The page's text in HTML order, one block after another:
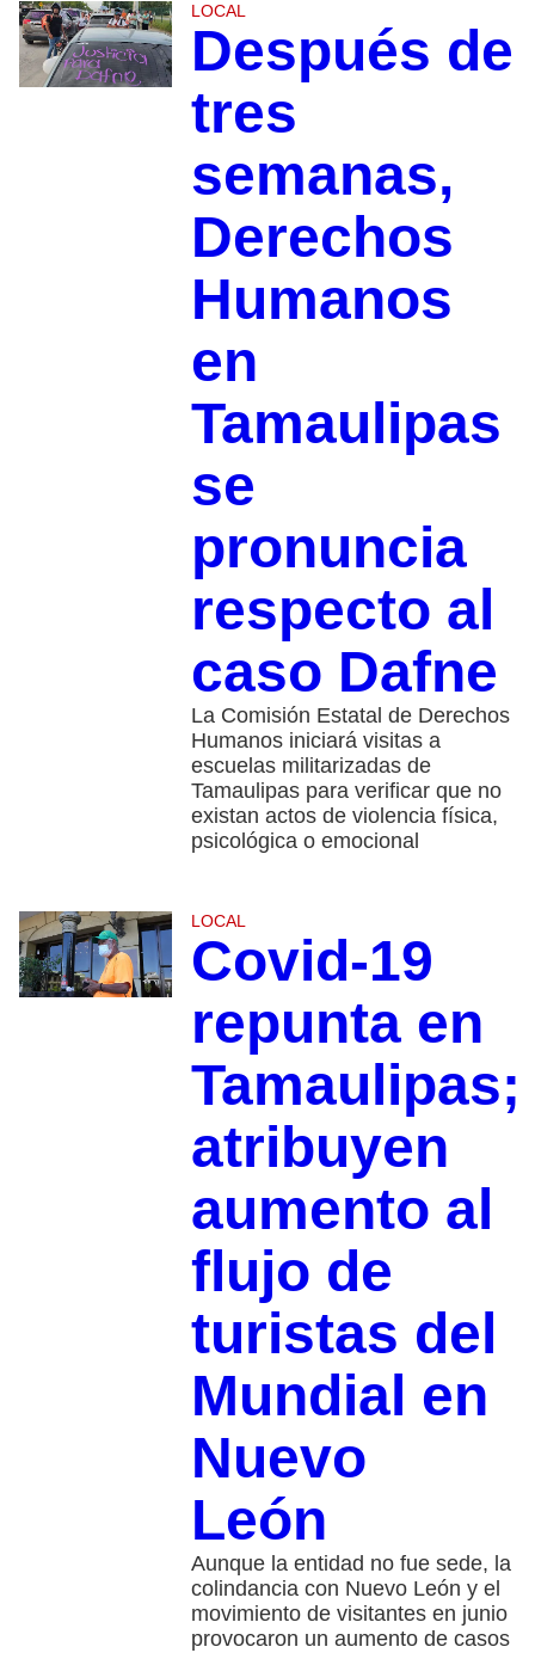
LOCAL
Después de
tres
semanas,
Derechos
Humanos
en
Tamaulipas
se
pronuncia
respecto al
caso Dafne
La Comisión Estatal de Derechos
Humanos iniciará visitas a
escuelas militarizadas de
Tamaulipas para verificar que no
existan actos de violencia física,
psicológica o emocional
LOCAL
Covid-19
repunta en
Tamaulipas;
atribuyen
aumento al
flujo de
turistas del
Mundial en
Nuevo
León
Aunque la entidad no fue sede, la
colindancia con Nuevo León y el
movimiento de visitantes en junio
provocaron un aumento de casos